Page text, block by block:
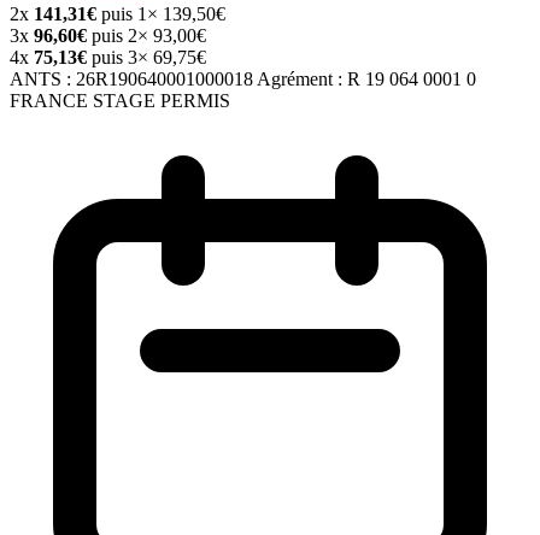
2x 141,31€ puis 1× 139,50€
3x 96,60€ puis 2× 93,00€
4x 75,13€ puis 3× 69,75€
ANTS : 26R190640001000018 Agrément : R 19 064 0001 0
FRANCE STAGE PERMIS